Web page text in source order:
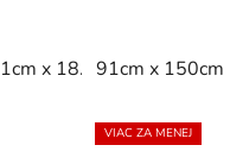
x 18.3m 91cm x linm
91cm x 150cm
VIAC ZA MENEJ